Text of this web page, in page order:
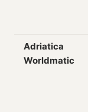
Adriatica
Worldmatic